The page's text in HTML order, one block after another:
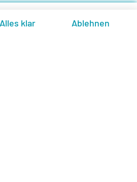
Traumjob nicht
aktuellen
auf Ihre
Alles klar Ablehnen